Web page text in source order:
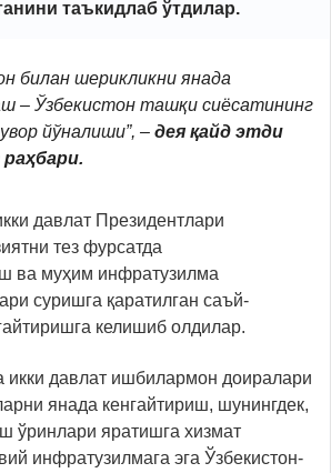
таъкидлаб ўтдилар.
билан шерикликни янада
– Ўзбекистон ташқи сиёсатининг
йўналиши”, – дея қайд этди
давлат Президентлари
тез фурсатда
ва муҳим инфратузилма
суришга қаратилган саъй-
келишиб олдилар.
давлат ишбилармон доиралари
янада кенгайтириш, шунингдек,
ўринлари яратишга хизмат
инфратузилмага эга Ўзбекистон-